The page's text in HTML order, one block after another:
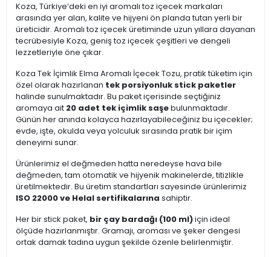
Koza, Türkiye’deki en iyi aromalı toz içecek markaları
arasında yer alan, kalite ve hijyeni ön planda tutan yerli bir
üreticidir. Aromalı toz içecek üretiminde uzun yıllara dayanan
tecrübesiyle Koza, geniş toz içecek çeşitleri ve dengeli
lezzetleriyle öne çıkar.
Koza Tek İçimlik Elma Aromalı İçecek Tozu, pratik tüketim için
özel olarak hazırlanan tek porsiyonluk stick paketler
halinde sunulmaktadır. Bu paket içerisinde seçtiğiniz
aromaya ait 20 adet tek içimlik saşebulunmaktadır.
Günün her anında kolayca hazırlayabileceğiniz bu içecekler;
evde, işte, okulda veya yolculuk sırasında pratik bir içim
deneyimi sunar.
Ürünlerimiz el değmeden hatta neredeyse hava bile
değmeden, tam otomatik ve hijyenik makinelerde, titizlikle
üretilmektedir. Bu üretim standartları sayesinde ürünlerimiz
ISO 22000 ve Helal sertifikalarına sahiptir.
Her bir stick paket, bir çay bardağı (100 ml)için ideal
ölçüde hazırlanmıştır. Gramajı, aroması ve şeker dengesi
ortak damak tadına uygun şekilde özenle belirlenmiştir.